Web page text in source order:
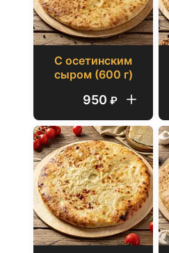
С осетинским
сыром (600 г)
950 ₽